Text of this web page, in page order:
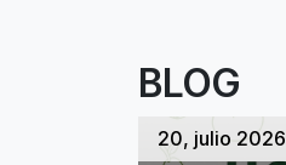
BLOG
20, julio 2026